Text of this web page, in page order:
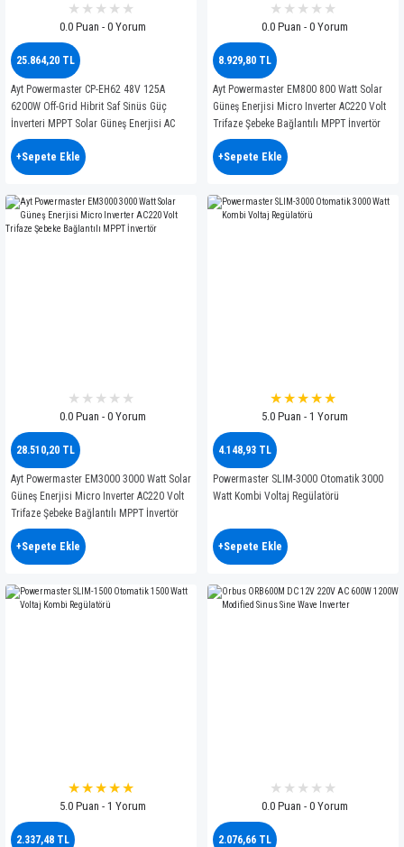
0.0 Puan - 0 Yorum
25.864,20 TL
Ayt Powermaster CP-EH62 48V 125A
6200W Off-Grid Hibrit Saf Sinüs Güç
İnverteri MPPT Solar Güneş Enerjisi AC
Şarj
+Sepete Ekle
0.0 Puan - 0 Yorum
8.929,80 TL
Ayt Powermaster EM800 800 Watt Solar
Güneş Enerjisi Micro Inverter AC220 Volt
Trifaze Şebeke Bağlantılı MPPT İnvertör
+Sepete Ekle
0.0 Puan - 0 Yorum
28.510,20 TL
Ayt Powermaster EM3000 3000 Watt Solar
Güneş Enerjisi Micro Inverter AC220 Volt
Trifaze Şebeke Bağlantılı MPPT İnvertör
+Sepete Ekle
5.0 Puan - 1 Yorum
4.148,93 TL
Powermaster SLIM-3000 Otomatik 3000
Watt Kombi Voltaj Regülatörü
+Sepete Ekle
5.0 Puan - 1 Yorum
2.337,48 TL
0.0 Puan - 0 Yorum
2.076,66 TL